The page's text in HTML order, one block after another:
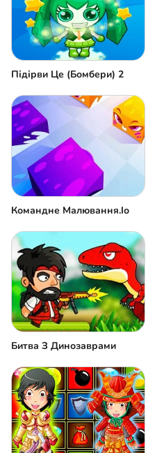
Підірви Це (Бомбери) 2
Командне Малювання.Іо
Битва З Динозаврами